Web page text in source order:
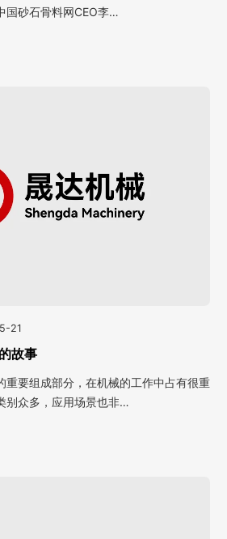
国砂石骨料网CEO李…
21
故事
重要组成部分，在机械的工作中占有很重
别众多，应用场景也非…